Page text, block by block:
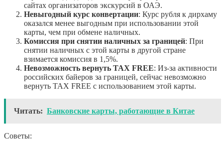
сайтах организаторов экскурсий в ОАЭ.
Невыгодный курс конвертации: Курс рубля к дирхаму
оказался менее выгодным при использовании этой
карты, чем при обмене наличных.
Комиссия при снятии наличных за границей: При
снятии наличных с этой карты в другой стране
взимается комиссия в 1,5%.
Невозможность вернуть TAX FREE: Из-за активности
российских байеров за границей, сейчас невозможно
вернуть TAX FREE с использованием этой карты.
Читать: Банковские карты, работающие в Китае
Советы: